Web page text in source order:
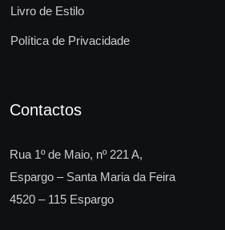
Livro de Estilo
Política de Privacidade
Contactos
Rua 1º de Maio, nº 221 A,
Espargo – Santa Maria da Feira
4520 – 115 Espargo